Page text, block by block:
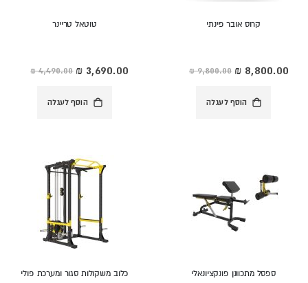
קרוס אובר פינתי
‏9,800.00 ₪ מחיר
מיוחד
הוסף לעגלה
טוטאל טריינר
‏4,490.00 ₪ מחיר
מיוחד
הוסף לעגלה
ספסל מתכוונן פונקציונאלי כלוב משקולות סגור ומערכת פולי